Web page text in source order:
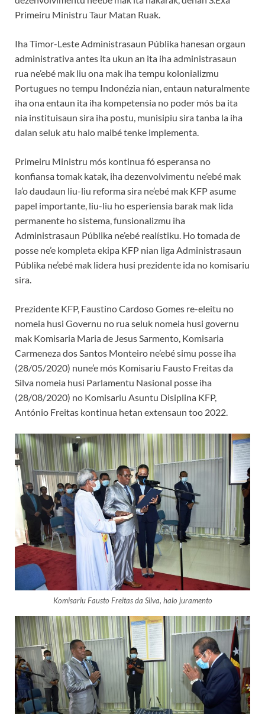
Primeiru Ministru Taur Matan Ruak.
Iha Timor-Leste Administrasaun Públika hanesan orgaun
administrativa antes ita ukun an ita iha administrasaun
rua ne’ebé mak liu ona mak iha tempu kolonializmu
Portugues no tempu Indonézia nian, entaun naturalmente
iha ona entaun ita iha kompetensia no poder mós ba ita
nia instituisaun sira iha postu, munisipiu sira tanba la iha
dalan seluk atu halo maibé tenke implementa.
Primeiru Ministru mós kontinua fó esperansa no
konfiansa tomak katak, iha dezenvolvimentu ne’ebé mak
la’o daudaun liu-liu reforma sira ne’ebé mak KFP asume
papel importante, liu-liu ho esperiensia barak mak lida
permanente ho sistema, funsionalizmu iha
Administrasaun Públika ne’ebé realístiku. Ho tomada de
posse ne’e kompleta ekipa KFP nian liga Administrasaun
Públika ne’ebé mak lidera husi prezidente ida no komisariu
sira.
Prezidente KFP, Faustino Cardoso Gomes re-eleitu no
nomeia husi Governu no rua seluk nomeia husi governu
mak Komisaria Maria de Jesus Sarmento, Komisaria
Carmeneza dos Santos Monteiro ne’ebé simu posse iha
(28/05/2020) nune’e mós Komisariu Fausto Freitas da
Silva nomeia husi Parlamentu Nasional posse iha
(28/08/2020) no Komisariu Asuntu Disiplina KFP,
António Freitas kontinua hetan extensaun too 2022.
Komisariu Fausto Freitas da Silva, halo juramento